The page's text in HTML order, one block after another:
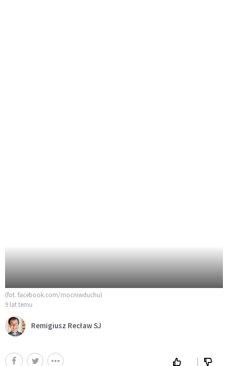
(fot. facebook.com/mocniwduchu)
9 lat temu
Remigiusz Recław SJ